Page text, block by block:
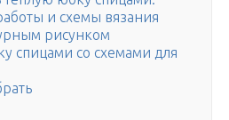
и схемы вязания
рисунком
спицами со схемами для